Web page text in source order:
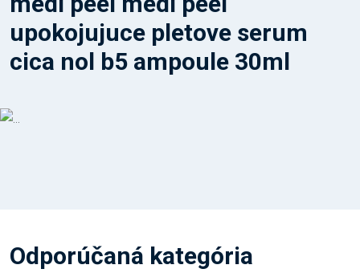
upokojujuce pletove serum
cica nol b5 ampoule 30ml
Odporúčaná kategória